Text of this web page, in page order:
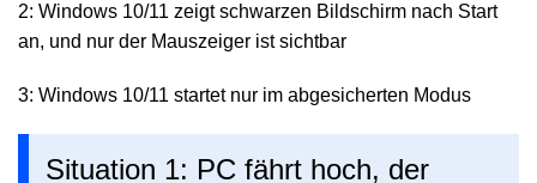
2: Windows 10/11 zeigt schwarzen Bildschirm nach Start
an, und nur der Mauszeiger ist sichtbar
3: Windows 10/11 startet nur im abgesicherten Modus
Situation 1: PC fährt hoch, der